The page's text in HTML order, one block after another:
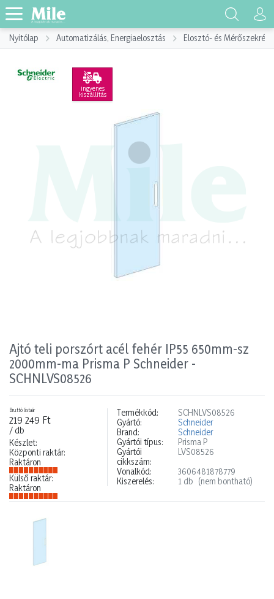
Nyitólap Automatizálás, Energiaelosztás Elosztó- és Mérőszekrény
ingyenes
kiszállítás
Ajtó teli porszórt acél fehér IP55 650mm-sz
2000mm-ma Prisma P Schneider -
SCHNLVS08526
Bruttó listaár
219 249 Ft
/ db
Készlet:
Központi raktár:
Raktáron
Külső raktár:
Raktáron
Termékkód:
SCHNLVS08526
Gyártó:
Schneider
Brand:
Schneider
Gyártói típus:
Prisma P
Gyártói
cikkszám:
LVS08526
Vonalkód:
3606481878779
Kiszerelés:
1 db (nem bontható)